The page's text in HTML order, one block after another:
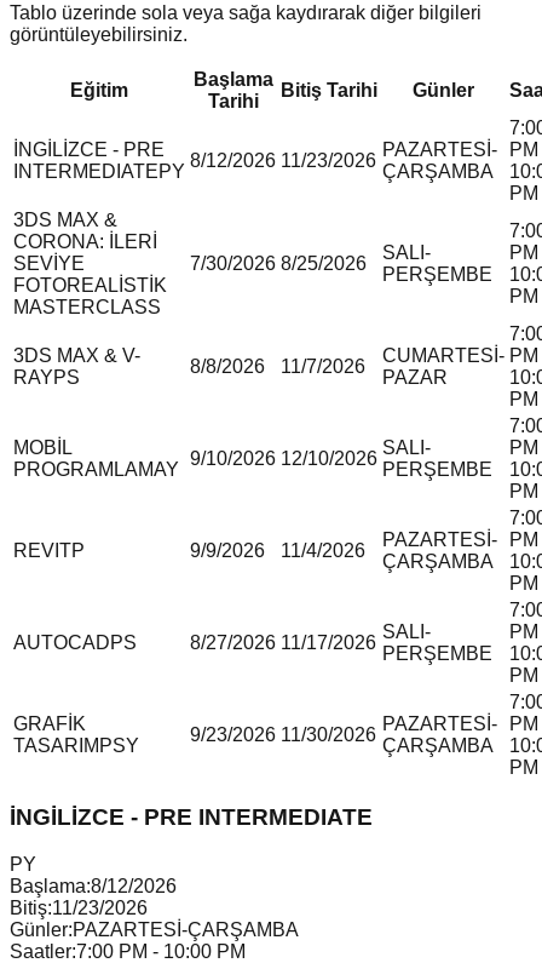
Tablo üzerinde sola veya sağa kaydırarak diğer bilgileri
görüntüleyebilirsiniz.
Eğitim
Başlama
Tarihi
Bitiş Tarihi Günler
İNGİLİZCE - PRE
INTERMEDIATEPY
8/12/2026 11/23/2026
PAZARTESİ-
ÇARŞAMBA
PM
PM
3DS MAX &
CORONA: İLERİ
SEVİYE
FOTOREALİSTİK
MASTERCLASS
7/30/2026 8/25/2026
SALI-
PERŞEMBE
PM
PM
3DS MAX & V-
RAYPS
8/8/2026 11/7/2026
CUMARTESİ-
PAZAR
PM
PM
MOBİL
PROGRAMLAMAY
9/10/2026 12/10/2026
SALI-
PERŞEMBE
PM
PM
REVITP 9/9/2026 11/4/2026
PAZARTESİ-
ÇARŞAMBA
PM
PM
AUTOCADPS 8/27/2026 11/17/2026
SALI-
PERŞEMBE
PM
PM
GRAFİK
TASARIM PSY
9/23/2026 11/30/2026
PAZARTESİ-
ÇARŞAMBA
PM
PM
İNGİLİZCE - PRE INTERMEDIATE
PY
Başlama:8/12/2026
Bitiş:11/23/2026
Günler:PAZARTESİ-ÇARŞAMBA
Saatler:7:00 PM - 10:00 PM